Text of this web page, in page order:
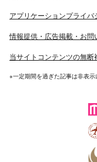
アプリケーションプライバ
情報提供・広告掲載・お問
当サイトコンテンツの無
※一定期間を過ぎた記事は非表